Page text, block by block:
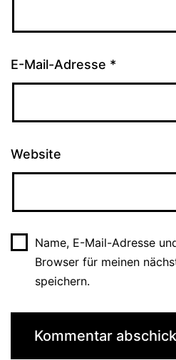
E-Mail-Adresse *
Website
Name, E-Mail-Adresse
Browser für meinen
speichern.